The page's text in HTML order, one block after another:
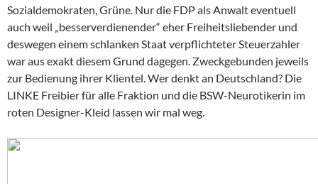
Sozialdemokraten, Grüne. Nur die FDP als Anwalt eventuell
auch weil „besserverdienender“ eher Freiheitsliebender und
deswegen einem schlanken Staat verpflichteter Steuerzahler
war aus exakt diesem Grund dagegen. Zweckgebunden jeweils
zur Bedienung ihrer Klientel. Wer denkt an Deutschland? Die
LINKE Freibier für alle Fraktion und die BSW-Neurotikerin im
roten Designer-Kleid lassen wir mal weg.